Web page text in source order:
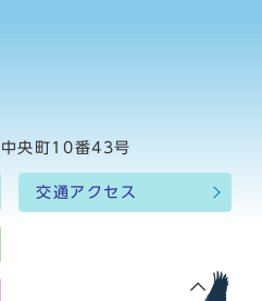
央町10番43号
交通アクセス